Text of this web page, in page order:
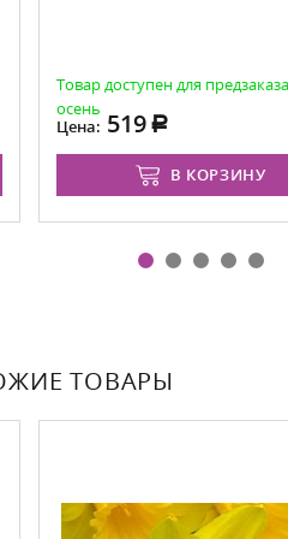
Товар доступен для
осень
Цена: 519
В КОРЗИНУ
ТОВАРЫ